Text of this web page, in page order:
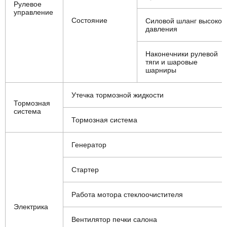
Рулевое
управление
Состояние
Силовой шланг
давления
Наконечники рулевой
тяги и шаровые
шарниры
Тормозная
система
Утечка тормозной жидкости
Тормозная система
Электрика
Генератор
Стартер
Работа мотора стеклоочистителя
Вентилятор печки салона